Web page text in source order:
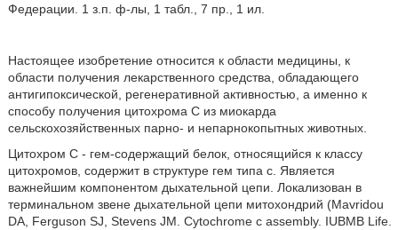
Федерации. 1 з.п. ф-лы, 1 табл., 7 пр., 1 ил.
Настоящее изобретение относится к области медицины, к
области получения лекарственного средства, обладающего
антигипоксической, регенеративной активностью, а именно к
способу получения цитохрома С из миокарда
сельскохозяйственных парно- и непарнокопытных животных.
Цитохром С - гем-содержащий белок, относящийся к классу
цитохромов, содержит в структуре гем типа с. Является
важнейшим компонентом дыхательной цепи. Локализован в
терминальном звене дыхательной цепи митохондрий (Mavridou
DA, Ferguson SJ, Stevens JM. Cytochrome с assembly. IUBMB Life.